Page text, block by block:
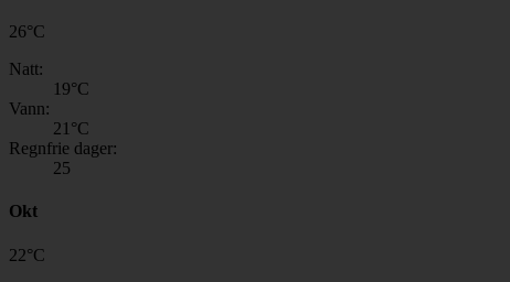
26°C
Natt:
19°C
Vann:
21 °C
Regnfrie dager:
25
Okt
22°C